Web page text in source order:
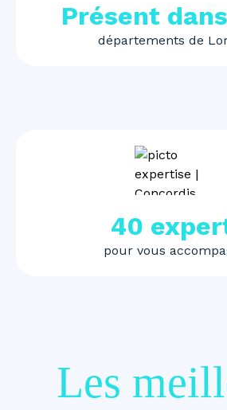
Présent
départements de
40
pour vous
Les